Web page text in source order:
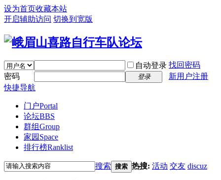
设为首页收藏本站
开启辅助访问 切换到宽版
自动登录 找回密码
密码
登录
新用户注册
快捷导航
门户Portal
论坛BBS
群组Group
家园 Space
排行榜Ranklist
搜索 搜索 热搜: 活动 交友 discuz